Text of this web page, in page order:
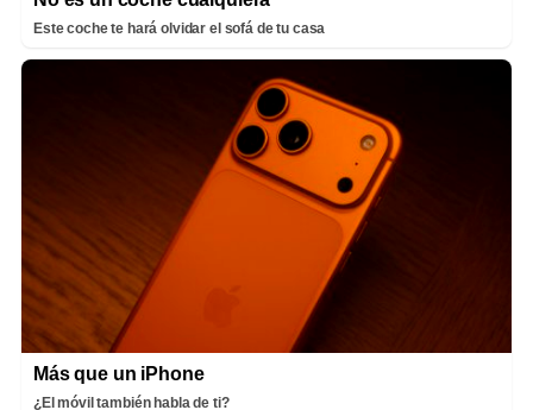
Este coche te hará olvidar el sofá de tu casa
Más que un iPhone
¿El móvil también habla de ti?